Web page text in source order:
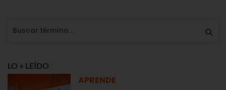
LO + LEÍDO
APRENDE